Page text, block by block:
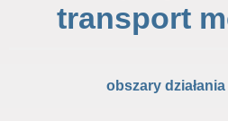
transport
obszary